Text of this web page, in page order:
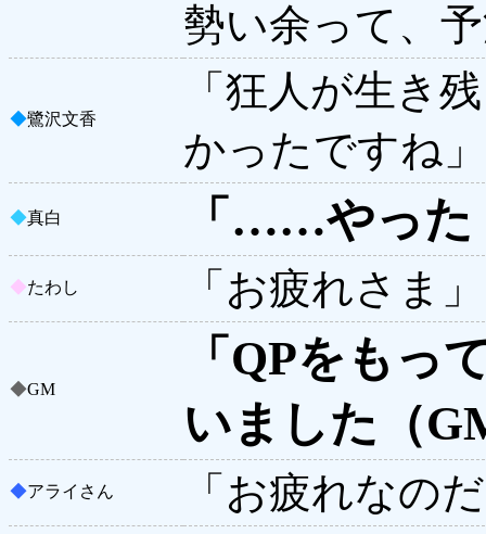
勢い余って、
◆鷺沢文香
「狂人が生き
かったですね」
◆真白 「……やった
◆たわし 「お疲れさま」
◆GM
「QPをもっ
いました（
◆アライさん 「お疲れなの